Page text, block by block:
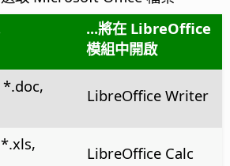
...將在 LibreOffice
模組中開啟
LibreOffice Writer
LibreOffice Calc